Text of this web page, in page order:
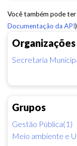
Organizações
Secretaria
Grupos
Gestão Pública(1)
Meio ambiente e
Você também pode ter
Documentação da API